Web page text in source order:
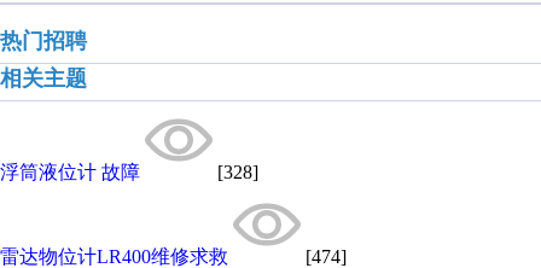
热门招聘
相关主题
浮筒液位计 故障 [328]
雷达物位计LR400维修求救 [474]